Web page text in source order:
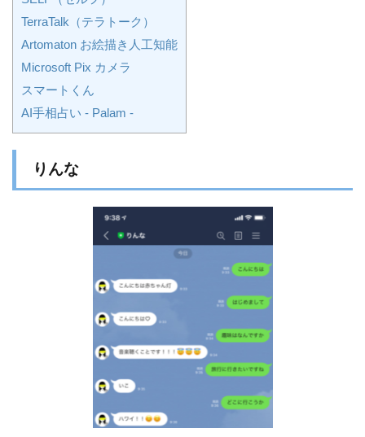
TerraTalk（テラトーク）
Artomaton お絵描き人工知能
Microsoft Pix カメラ
スマートくん
AI手相占い - Palam -
りんな